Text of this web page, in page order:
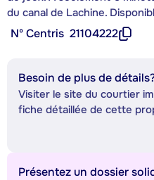
du canal de Lachine.
Nº Centris 21104222
Besoin de plus de
Visiter le site du courtier
fiche détaillée de cette
Présentez un dossier